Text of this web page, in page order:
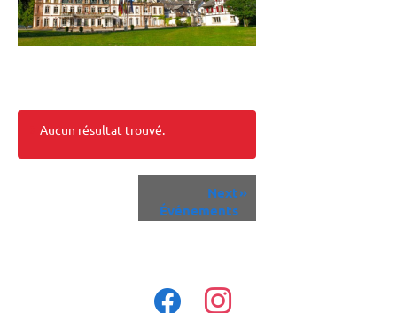
Aucun résultat trouvé.
Next
Événements
»
facebook instagram